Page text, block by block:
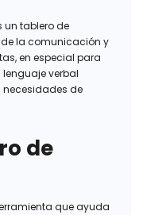
un tablero de
la comunicación y
en especial para
verbal
necesidades de
de
que ayuda